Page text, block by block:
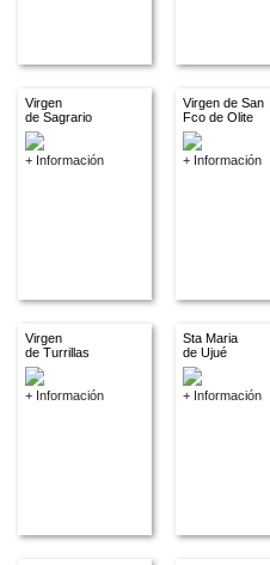
Virgen
de Sagrario
+ Información
Virgen de San
Fco de Olite
+ Información
Virgen
de Turrillas
+ Información
Sta Maria
de Ujué
+ Información